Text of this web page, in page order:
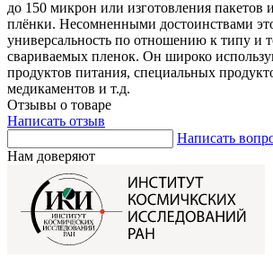
до 150 микрон или изготовления пакетов
плёнки. Несомненными достоинствами
универсальность по отношению к типу и
свариваемых пленок. Он широко
продуктов питания, специальных
медикаментов и т.д.
Отзывы о товаре
Написать отзыв
Написать
Нам доверяют